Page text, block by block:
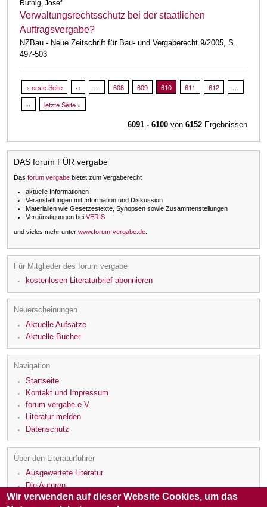
Ruthig, Josef
Verwaltungsrechtsschutz bei der staatlichen
Auftragsvergabe?
NZBau - Neue Zeitschrift für Bau- und Vergaberecht 9/2005, S.
497-503
Seitennummerierung
Erste Seite
« erste Seite Vorherige Seite
‹‹ … Page
608 Page
609 Aktuelle Seite
610 Page
611 Page
612
…
Nächste Seite
›› Letzte Seite
letzte Seite »
6091 - 6100 von 6152 Ergebnissen
DAS forum FÜR vergabe
Das forum vergabe bietet zum Vergaberecht
aktuelle Informationen
Veranstaltungen mit Information und Diskussion
Materialien wie Gesetzestexte, Synopsen sowie Zusammenstellungen
Vergünstigungen bei VERIS
und vieles mehr unter www.forum-vergabe.de
Für Mitglieder des forum vergabe
kostenlosen Literaturbrief abonnieren
Neuerscheinungen
Aktuelle Aufsätze
Aktuelle Bücher
Navigation
Startseite
Kontakt und Impressum
forum vergabe e.V.
Literatur melden
Datenschutz
Über den Literaturführer
Ausgewertete Literatur
Die Autoren
Die Rezensenten
Wir verwenden auf dieser Website Cookies, um das